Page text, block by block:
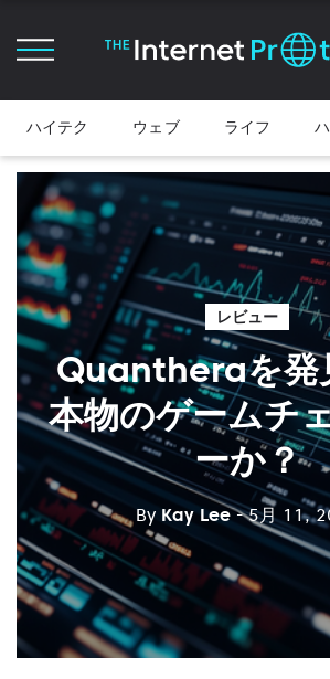
ハイテク ウェブ ライフ
レビュー
Quantheraを発
本物のゲームチ
ーか？
By Kay Lee - 5月 11,